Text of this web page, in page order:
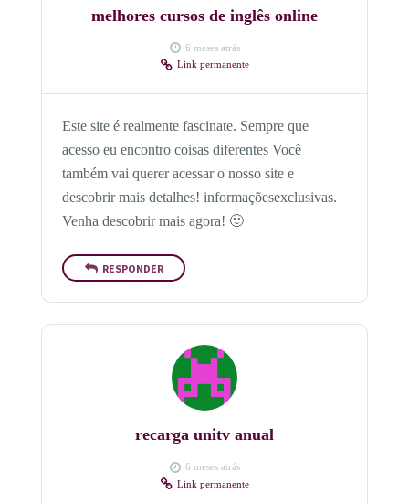
melhores cursos de inglês online
6 meses atrás
Link permanente
Este site é realmente fascinate. Sempre que
acesso eu encontro coisas diferentes Você
também vai querer acessar o nosso site e
descobrir mais detalhes! informaçõesexclusivas.
Venha descobrir mais agora! 🙂
RESPONDER
recarga unitv anual
6 meses atrás
Link permanente